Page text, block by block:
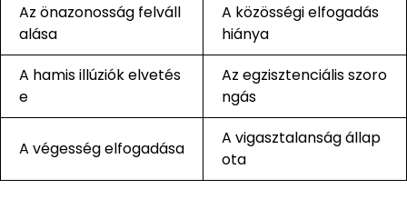
Az önazonosság felváll
alása
A közösségi elfogadás
hiánya
A hamis illúziók elvetés
e
Az egzisztenciális szoro
ngás
A végesség elfogadása
A vigasztalanság állap
ota